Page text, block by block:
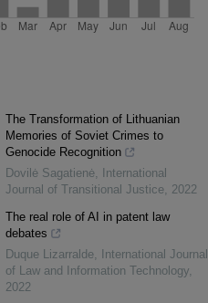
The Transformation of Lithuanian
Memories of Soviet Crimes to
Genocide Recognition
Dovilė Sagatienė International
Journal of Transitional Justice 2022
The real role of AI in patent law
debates
Duque Lizarralde International Journal
of Law and Information Technology
2022